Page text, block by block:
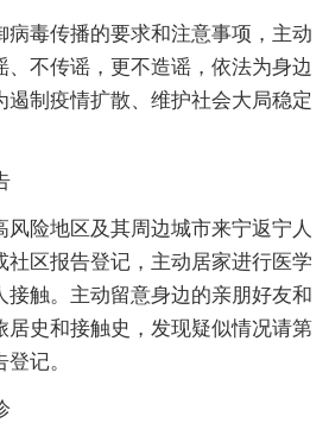
病毒传播的要求和注意事项，主动
、不传谣，更不造谣，依法为身边
遏制疫情扩散、维护社会大局稳定
风险地区及其周边城市来宁返宁人
社区报告登记，主动居家进行医学
接触。主动留意身边的亲朋好友和
居史和接触史，发现疑似情况请第
记。